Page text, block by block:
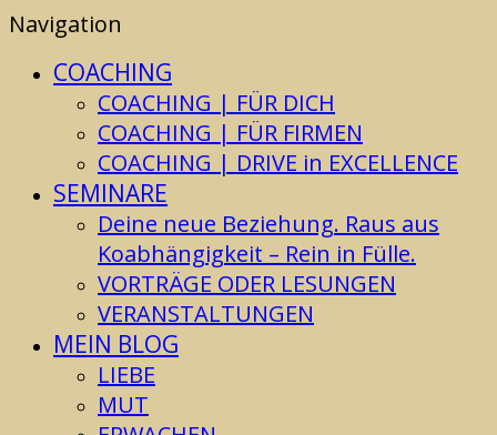
Navigation
COACHING
COACHING | FÜR DICH
COACHING | FÜR FIRMEN
COACHING | DRIVE in EXCELLENCE
SEMINARE
Deine neue Beziehung. Raus aus
Koabhängigkeit – Rein in Fülle.
VORTRÄGE ODER LESUNGEN
VERANSTALTUNGEN
MEIN BLOG
LIEBE
MUT